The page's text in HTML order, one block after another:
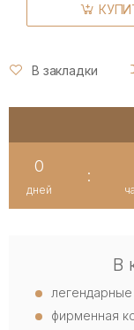
В закладки
0
дней
:
В
легендарные
фирменная